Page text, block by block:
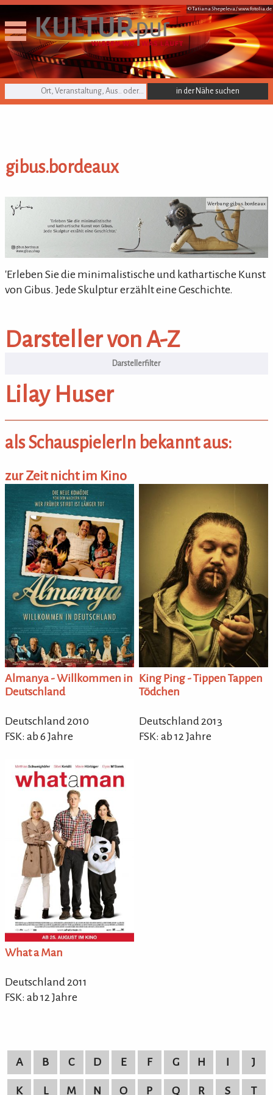
© Tatiana Shepeleva /www.fotolia.de
KULTURpur Suche
gibus.bordeaux
gibus.bordeaux Werbung: gibus.bordeaux
'Erleben Sie die minimalistische und kathartische Kunst
von Gibus. Jede Skulptur erzählt eine Geschichte.
Darsteller von A-Z
Darsteller von A-Z
Lilay Huser
als SchauspielerIn bekannt aus:
zur Zeit nicht im Kino
Almanya - Willkommen in
Deutschland
Deutschland 2010
FSK: ab 6 Jahre
King Ping - Tippen Tappen
Tödchen
Deutschland 2013
FSK: ab 12 Jahre
What a Man
Deutschland 2011
FSK: ab 12 Jahre
A B C D E F G H I J
K L M N O P Q R S T